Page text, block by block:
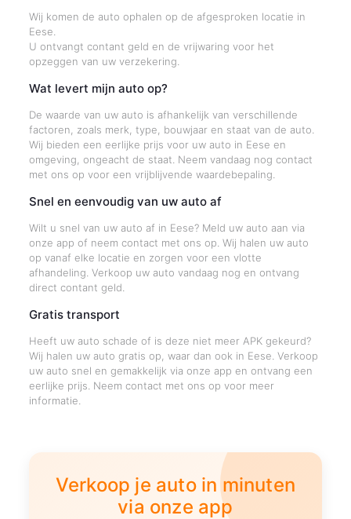
Wij komen de auto ophalen op de afgesproken locatie in
Eese.
U ontvangt contant geld en de vrijwaring voor het
opzeggen van uw verzekering.
Wat levert mijn auto op?
De waarde van uw auto is afhankelijk van verschillende
factoren, zoals merk, type, bouwjaar en staat van de auto.
Wij bieden een eerlijke prijs voor uw auto in Eese en
omgeving, ongeacht de staat. Neem vandaag nog contact
met ons op voor een vrijblijvende waardebepaling.
Snel en eenvoudig van uw auto af
Wilt u snel van uw auto af in Eese? Meld uw auto aan via
onze app of neem contact met ons op. Wij halen uw auto
op vanaf elke locatie en zorgen voor een vlotte
afhandeling. Verkoop uw auto vandaag nog en ontvang
direct contant geld.
Gratis transport
Heeft uw auto schade of is deze niet meer APK gekeurd?
Wij halen uw auto gratis op, waar dan ook in Eese. Verkoop
uw auto snel en gemakkelijk via onze app en ontvang een
eerlijke prijs. Neem contact met ons op voor meer
informatie.
Verkoop je auto in minuten
via onze app